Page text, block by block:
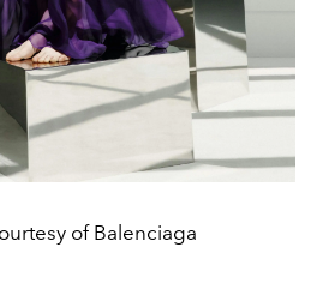
of Balenciaga